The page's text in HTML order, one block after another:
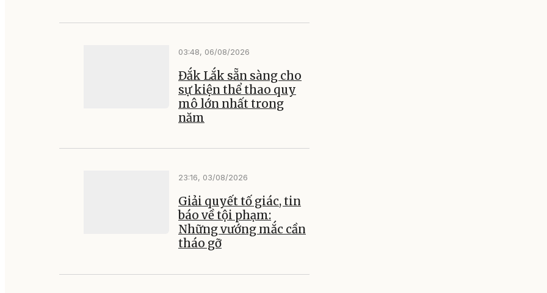
03:48, 06/08/2026
Đắk Lắk sẵn sàng cho
sự kiện thể thao quy
mô lớn nhất trong
năm
23:16, 03/08/2026
Giải quyết tố giác, tin
báo về tội phạm:
Những vướng mắc cần
tháo gỡ